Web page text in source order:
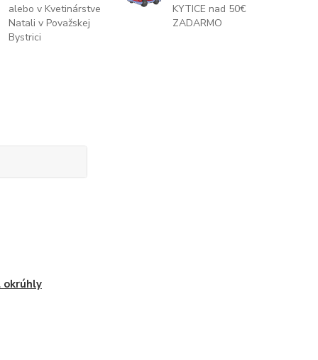
alebo v Kvetinárstve
Natali v Považskej
Bystrici
KYTICE nad 50€
ZADARMO
okrúhly